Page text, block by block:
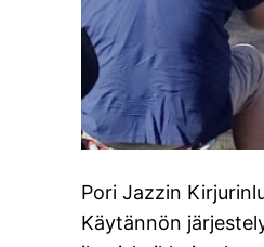
Pori Jazzin
Käytännön